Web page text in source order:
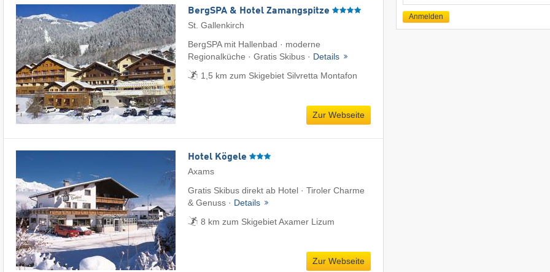
BergSPA & Hotel Zamangspitze
St. Gallenkirch
BergSPA mit Hallenbad · moderne
Regionalküche · Gratis Skibus · Details
1,5 km zum Skigebiet Silvretta Montafon
Zur Webseite
Hotel Kögele
Axams
Gratis Skibus direkt ab Hotel · Tiroler Charme
& Genuss · Details
8 km zum Skigebiet Axamer Lizum
Zur Webseite
Mail
Anmelden